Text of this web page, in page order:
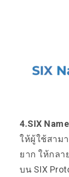
4.SIX
ให้ผู้ใช้สาม
ยาก ให้กลา
บน SIX